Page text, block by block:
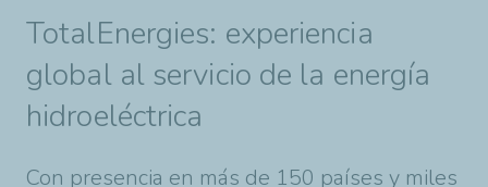
TotalEnergies: experiencia
global al servicio de la energía
hidroeléctrica
Con presencia en más de 150 países y miles